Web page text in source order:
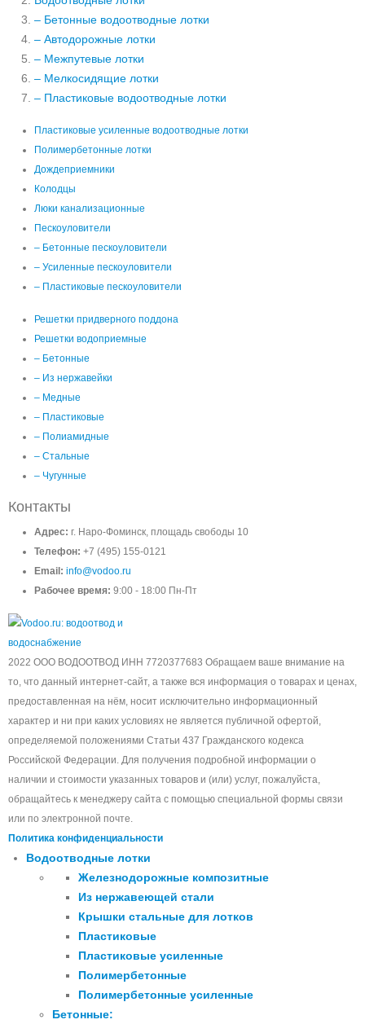
– Бетонные водоотводные лотки
– Автодорожные лотки
– Межпутевые лотки
– Мелкосидящие лотки
– Пластиковые водоотводные лотки
Пластиковые усиленные водоотводные лотки
Полимербетонные лотки
Дождеприемники
Колодцы
Люки канализационные
Пескоуловители
– Бетонные пескоуловители
– Усиленные пескоуловители
– Пластиковые пескоуловители
Решетки придверного поддона
Решетки водоприемные
– Бетонные
– Из нержавейки
– Медные
– Пластиковые
– Полиамидные
– Стальные
– Чугунные
Контакты
Адрес: г. Наро-Фоминск, площадь свободы 10
Телефон: +7 (495) 155-0121
Email: info@vodoo.ru
Рабочее время: 9:00 - 18:00 Пн-Пт
2022 ООО ВОДООТВОД ИНН 7720377683 Обращаем ваше внимание на
то, что данный интернет-сайт, а также вся информация о товарах и ценах,
предоставленная на нём, носит исключительно информационный
характер и ни при каких условиях не является публичной офертой,
определяемой положениями Статьи 437 Гражданского кодекса
Российской Федерации. Для получения подробной информации о
наличии и стоимости указанных товаров и (или) услуг, пожалуйста,
обращайтесь к менеджеру сайта с помощью специальной формы связи
или по электронной почте.
Политика конфиденциальности
Водоотводные лотки
Железнодорожные композитные
Из нержавеющей стали
Крышки стальные для лотков
Пластиковые
Пластиковые усиленные
Полимербетонные
Полимербетонные усиленные
Бетонные: